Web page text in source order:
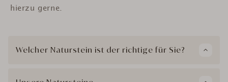
hierzu gerne.
Welcher Naturstein ist der richtige für Sie?